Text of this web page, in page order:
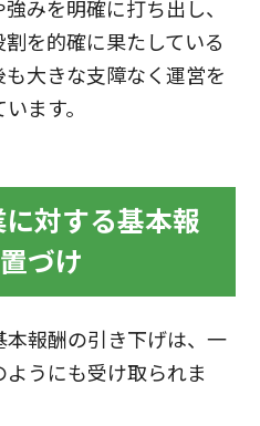
みを明確に打ち出し、
を的確に果たしている
大きな支障なく運営を
ます。
対する基本報
づけ
報酬の引き下げは、一
うにも受け取られま